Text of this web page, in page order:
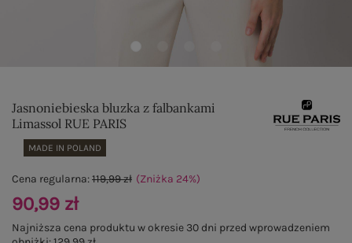
Jasnoniebieska bluzka z falbankami
Limassol RUE PARIS
MADE IN POLAND
Cena regularna:119,99 zł (Zniżka 24%)
90,99 zł
Najniższa cena produktu w okresie 30 dni przed wprowadzeniem